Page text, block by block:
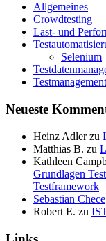
Allgemeines
Crowdtesting
Last- und
Selenium
Testmanagement
Neueste
Heinz Adlerzu
Matthias B. zu
Kathleen
Grundlagen
Testframework
Sebastian Chece
Robert E. zu